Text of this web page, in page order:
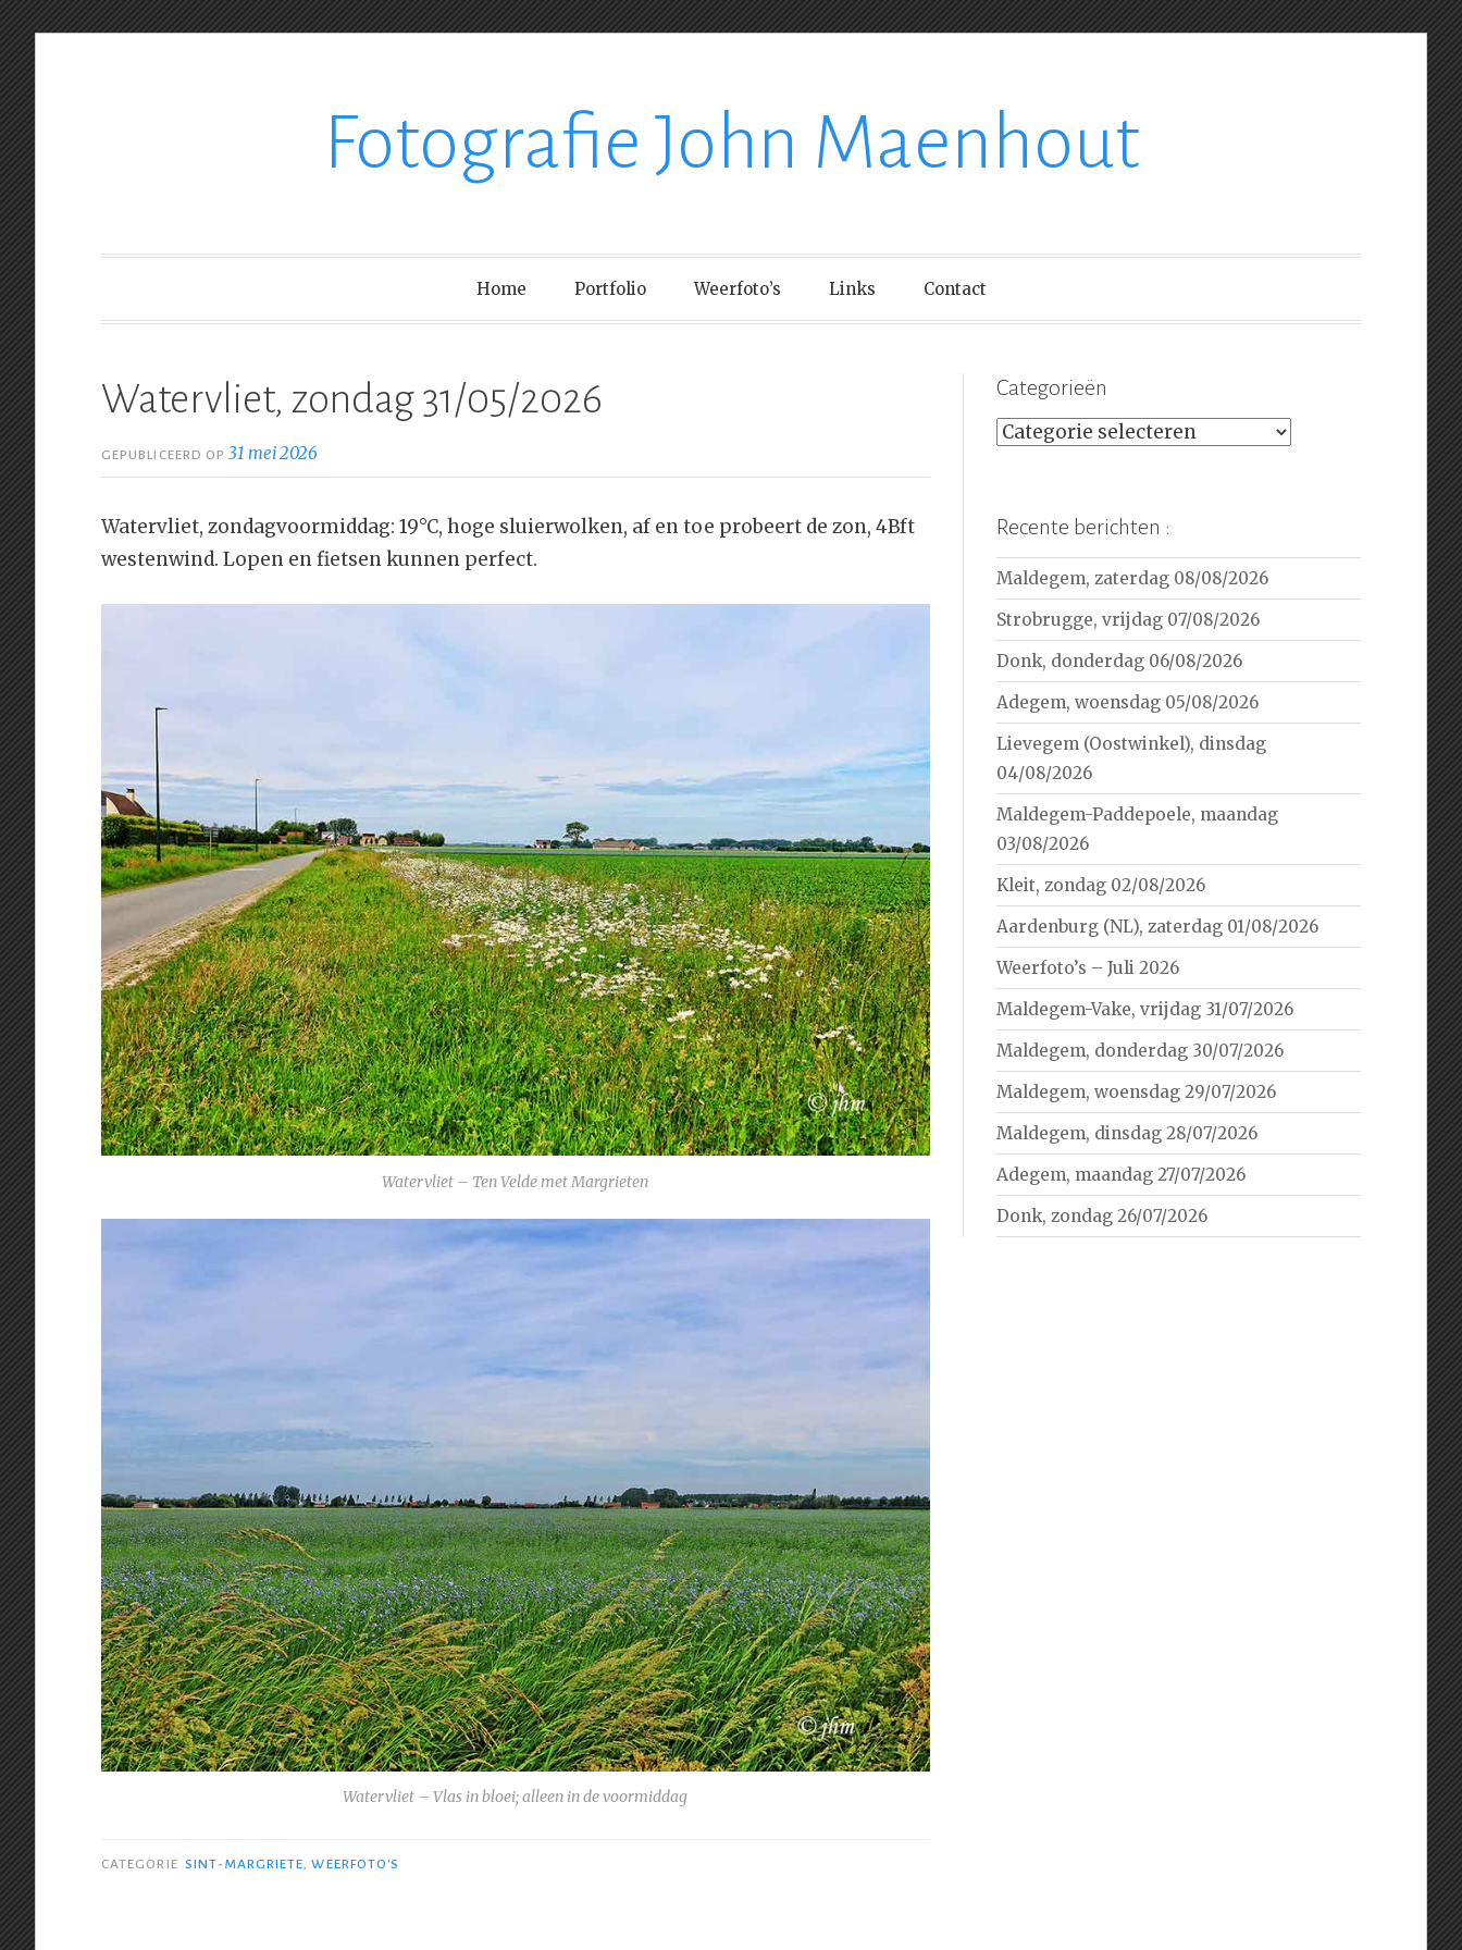
Fotografie John Maenhout
Home Portfolio Weerfoto’s Links Contact
Watervliet, zondag 31/05/2026
GEPUBLICEERD OP31 mei 2026
Watervliet, zondagvoormiddag: 19°C, hoge sluierwolken, af en toe probeert de zon, 4Bft
westenwind. Lopen en fietsen kunnen perfect.
Watervliet – Ten Velde met Margrieten
Watervliet – Vlas in bloei; alleen in de voormiddag
CATEGORIE SINT-MARGRIETE ,WEERFOTO'S
Categorieën
Categorieën
Recente berichten :
Maldegem, zaterdag 08/08/2026
Strobrugge, vrijdag 07/08/2026
Donk, donderdag 06/08/2026
Adegem, woensdag 05/08/2026
Lievegem (Oostwinkel), dinsdag
04/08/2026
Maldegem-Paddepoele, maandag
03/08/2026
Kleit, zondag 02/08/2026
Aardenburg (NL), zaterdag 01/08/2026
Weerfoto’s – Juli 2026
Maldegem-Vake, vrijdag 31/07/2026
Maldegem, donderdag 30/07/2026
Maldegem, woensdag 29/07/2026
Maldegem, dinsdag 28/07/2026
Adegem, maandag 27/07/2026
Donk, zondag 26/07/2026